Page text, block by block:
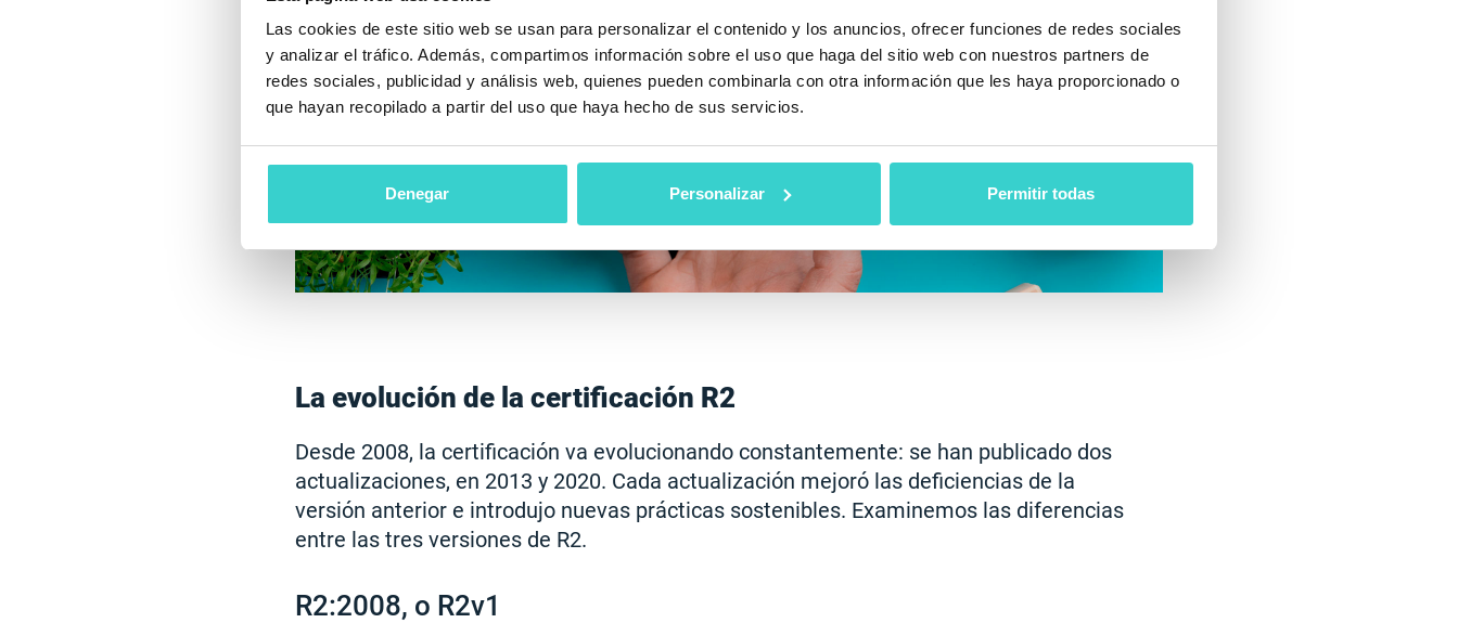
Las cookies de este sitio web se usan para personalizar el contenido y los anuncios, ofrecer funciones de redes sociales
y analizar el tráfico. Además, compartimos información sobre el uso que haga del sitio web con nuestros partners de
redes sociales, publicidad y análisis web, quienes pueden combinarla con otra información que les haya proporcionado o
que hayan recopilado a partir del uso que haya hecho de sus servicios.
Denegar Personalizar Permitir todas
La evolución de la certificación R2
Desde 2008, la certificación va evolucionando constantemente: se han publicado dos
actualizaciones, en 2013 y 2020. Cada actualización mejoró las deficiencias de la
versión anterior e introdujo nuevas prácticas sostenibles. Examinemos las diferencias
entre las tres versiones de R2.
R2:2008, o R2v1